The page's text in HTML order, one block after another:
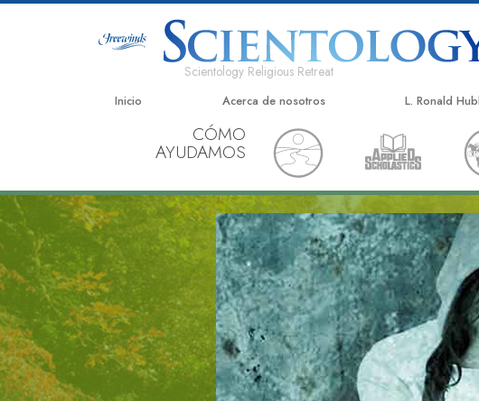
Scientology Religious Retreat
Inicio Acerca de nosotros L. Ronald
CÓMO
AYUDAMOS